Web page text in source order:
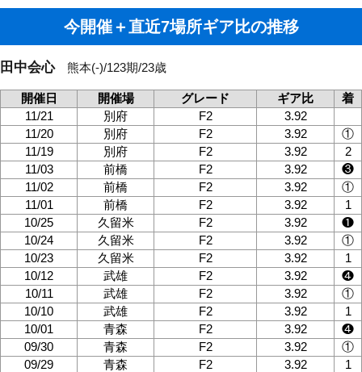
今開催＋直近7場所ギア比の推移
田中会心熊本(-)/123期/23歳
開催日 開催場 グレード ギア比
着
11/21
別府 F2
3.92
11/20
別府 F2 3.92
①
11/19
別府 F2 3.92
2
11/03
前橋 F2 3.92
❸
11/02
前橋 F2 3.92
①
11/01
前橋 F2 3.92
1
10/25
久留米 F2 3.92
❶
10/24
久留米 F2 3.92
①
10/23
久留米 F2 3.92
1
10/12
武雄 F2 3.92
❹
10/11
武雄 F2 3.92
①
10/10
武雄 F2 3.92
1
10/01
青森 F2 3.92
❹
09/30
青森 F2 3.92
①
09/29
青森 F2 3.92
1